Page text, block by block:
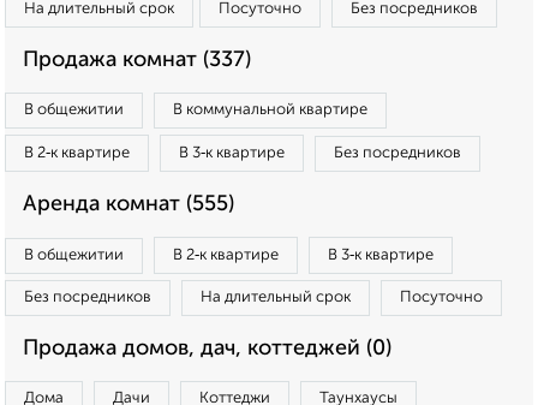
На длительный срок Посуточно Без посредников
Продажа комнат (337)
В общежитии В коммунальной квартире
В 2‑к квартире В 3‑к квартире Без посредников
Аренда комнат (555)
В общежитии В 2‑к квартире В 3‑к квартире
Без посредников На длительный срок Посуточно
Продажа домов, дач, коттеджей (0)
Дома Дачи Коттеджи Таунхаусы